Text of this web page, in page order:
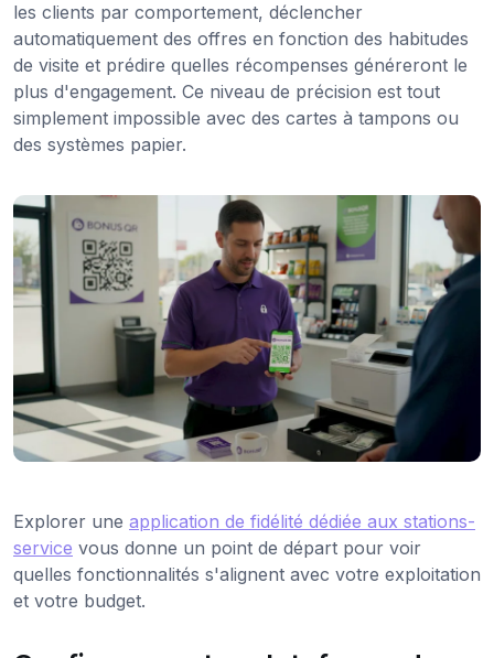
les clients par comportement, déclencher
automatiquement des offres en fonction des habitudes
de visite et prédire quelles récompenses généreront le
plus d'engagement. Ce niveau de précision est tout
simplement impossible avec des cartes à tampons ou
des systèmes papier.
Explorer une application de fidélité dédiée aux stations-
service vous donne un point de départ pour voir
quelles fonctionnalités s'alignent avec votre exploitation
et votre budget.